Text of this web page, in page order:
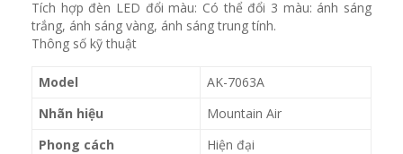
Tích hợp đèn LED đổi màu: Có thể đổi 3 màu: ánh sáng
trắng, ánh sáng vàng, ánh sáng trung tính.
Thông số kỹ thuật
Model
AK-7063A
Nhãn hiệu
Mountain Air
Phong cách
Hiện đại